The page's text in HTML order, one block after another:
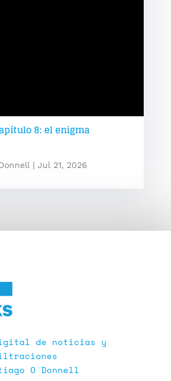
8: el enigma
| Jul 21, 2026
de noticias y
O´Donnell